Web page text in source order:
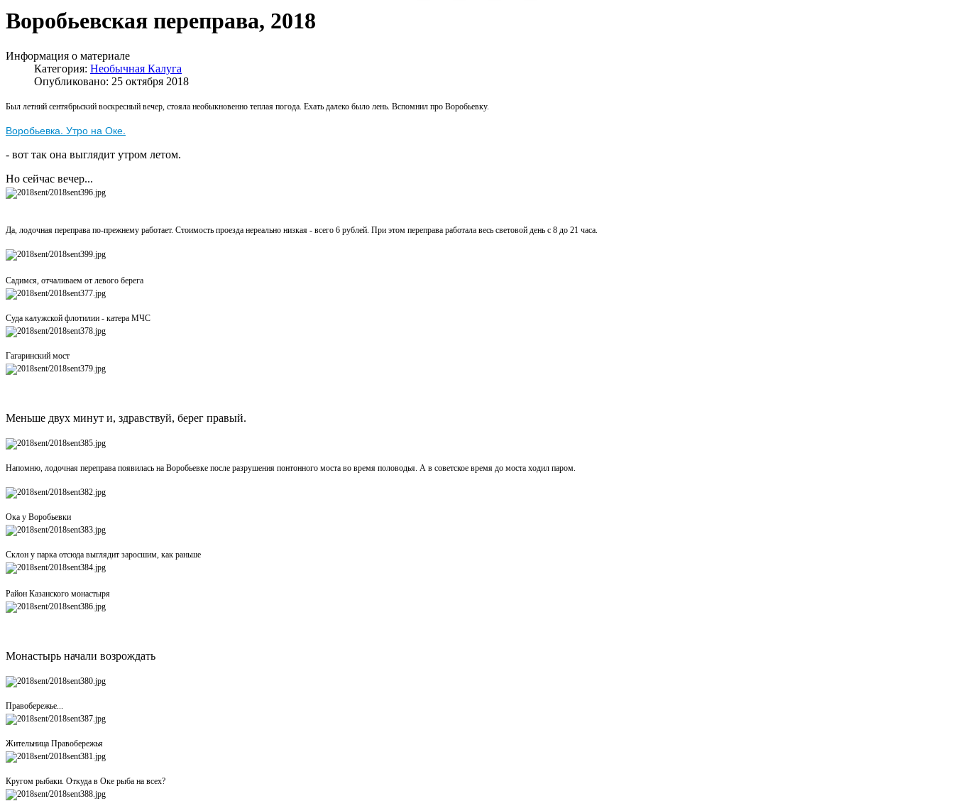
Воробьевская переправа, 2018
Информация о материале
Категория: Необычная Калуга
Опубликовано: 25 октября 2018
Был летний сентябрьский воскресный вечер, стояла необыкновенно теплая погода. Ехать далеко было лень. Вспомнил про Воробьевку.
Воробьевка. Утро на Оке.
- вот так она выглядит утром летом.
Но сейчас вечер...
Да, лодочная переправа по-прежнему работает. Стоимость проезда нереально низкая - всего 6 рублей. При этом переправа работала весь световой день с 8 до 21 часа.
Садимся, отчаливаем от левого берега
Суда калужской флотилии - катера МЧС
Гагаринский мост
Меньше двух минут и, здравствуй, берег правый.
Напомню, лодочная переправа появилась на Воробьевке после разрушения понтонного моста во время половодья. А в советское время до моста ходил паром.
Ока у Воробьевки
Склон у парка отсюда выглядит заросшим, как раньше
Район Казанского монастыря
Монастырь начали возрождать
Правобережье...
Жительница Правобережья
Кругом рыбаки. Откуда в Оке рыба на всех?